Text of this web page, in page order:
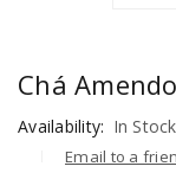
Chá
Availability: In Stock
Email to a